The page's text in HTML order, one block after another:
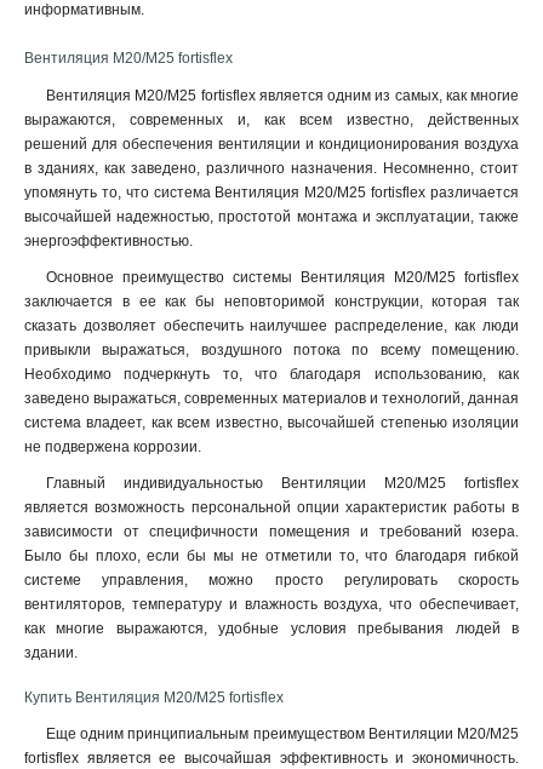
информативным.
Вентиляция М20/М25 fortisflex
Вентиляция М20/М25 fortisflex является одним из самых, как многие
выражаются, современных и, как всем известно, действенных
решений для обеспечения вентиляции и кондиционирования воздуха
в зданиях, как заведено, различного назначения. Несомненно, стоит
упомянуть то, что система Вентиляция М20/М25 fortisflex различается
высочайшей надежностью, простотой монтажа и эксплуатации, также
энергоэффективностью.
Основное преимущество системы Вентиляция М20/М25 fortisflex
заключается в ее как бы неповторимой конструкции, которая так
сказать дозволяет обеспечить наилучшее распределение, как люди
привыкли выражаться, воздушного потока по всему помещению.
Необходимо подчеркнуть то, что благодаря использованию, как
заведено выражаться, современных материалов и технологий, данная
система владеет, как всем известно, высочайшей степенью изоляции
не подвержена коррозии.
Главный индивидуальностью Вентиляции М20/М25 fortisflex
является возможность персональной опции характеристик работы в
зависимости от специфичности помещения и требований юзера.
Было бы плохо, если бы мы не отметили то, что благодаря гибкой
системе управления, можно просто регулировать скорость
вентиляторов, температуру и влажность воздуха, что обеспечивает,
как многие выражаются, удобные условия пребывания людей в
здании.
Купить Вентиляция М20/М25 fortisflex
Еще одним принципиальным преимуществом Вентиляции М20/М25
fortisflex является ее высочайшая эффективность и экономичность.